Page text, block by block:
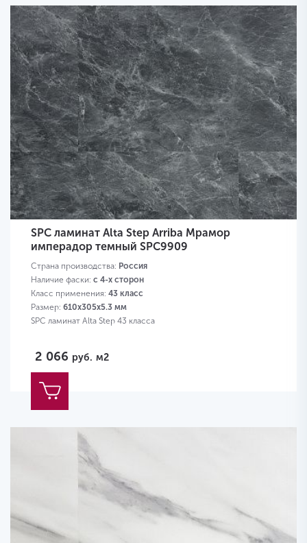
SPC ламинат Alta Step Arriba Мрамор
имперадор темный SPC9909
Страна производства: Россия
Наличие фаски: с 4-х сторон
Класс применения: 43 класс
Размер: 610х305х5.3 мм
SPC ламинат Alta Step 43 класса
2 066 руб. м2